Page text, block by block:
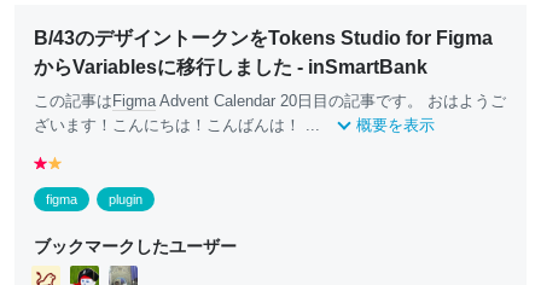
B/43のデザイントークンをTokens Studio for Figma
からVariablesに移行しました - inSmartBank
この記事は FigmaAdvent Calendar 20日目の記事です。 おはようご
ざいます！こんにちは！こんばんは！ ...
概要を表示
r
e
d
e
ll
o
w
figma plugin
ブックマークしたユーザー